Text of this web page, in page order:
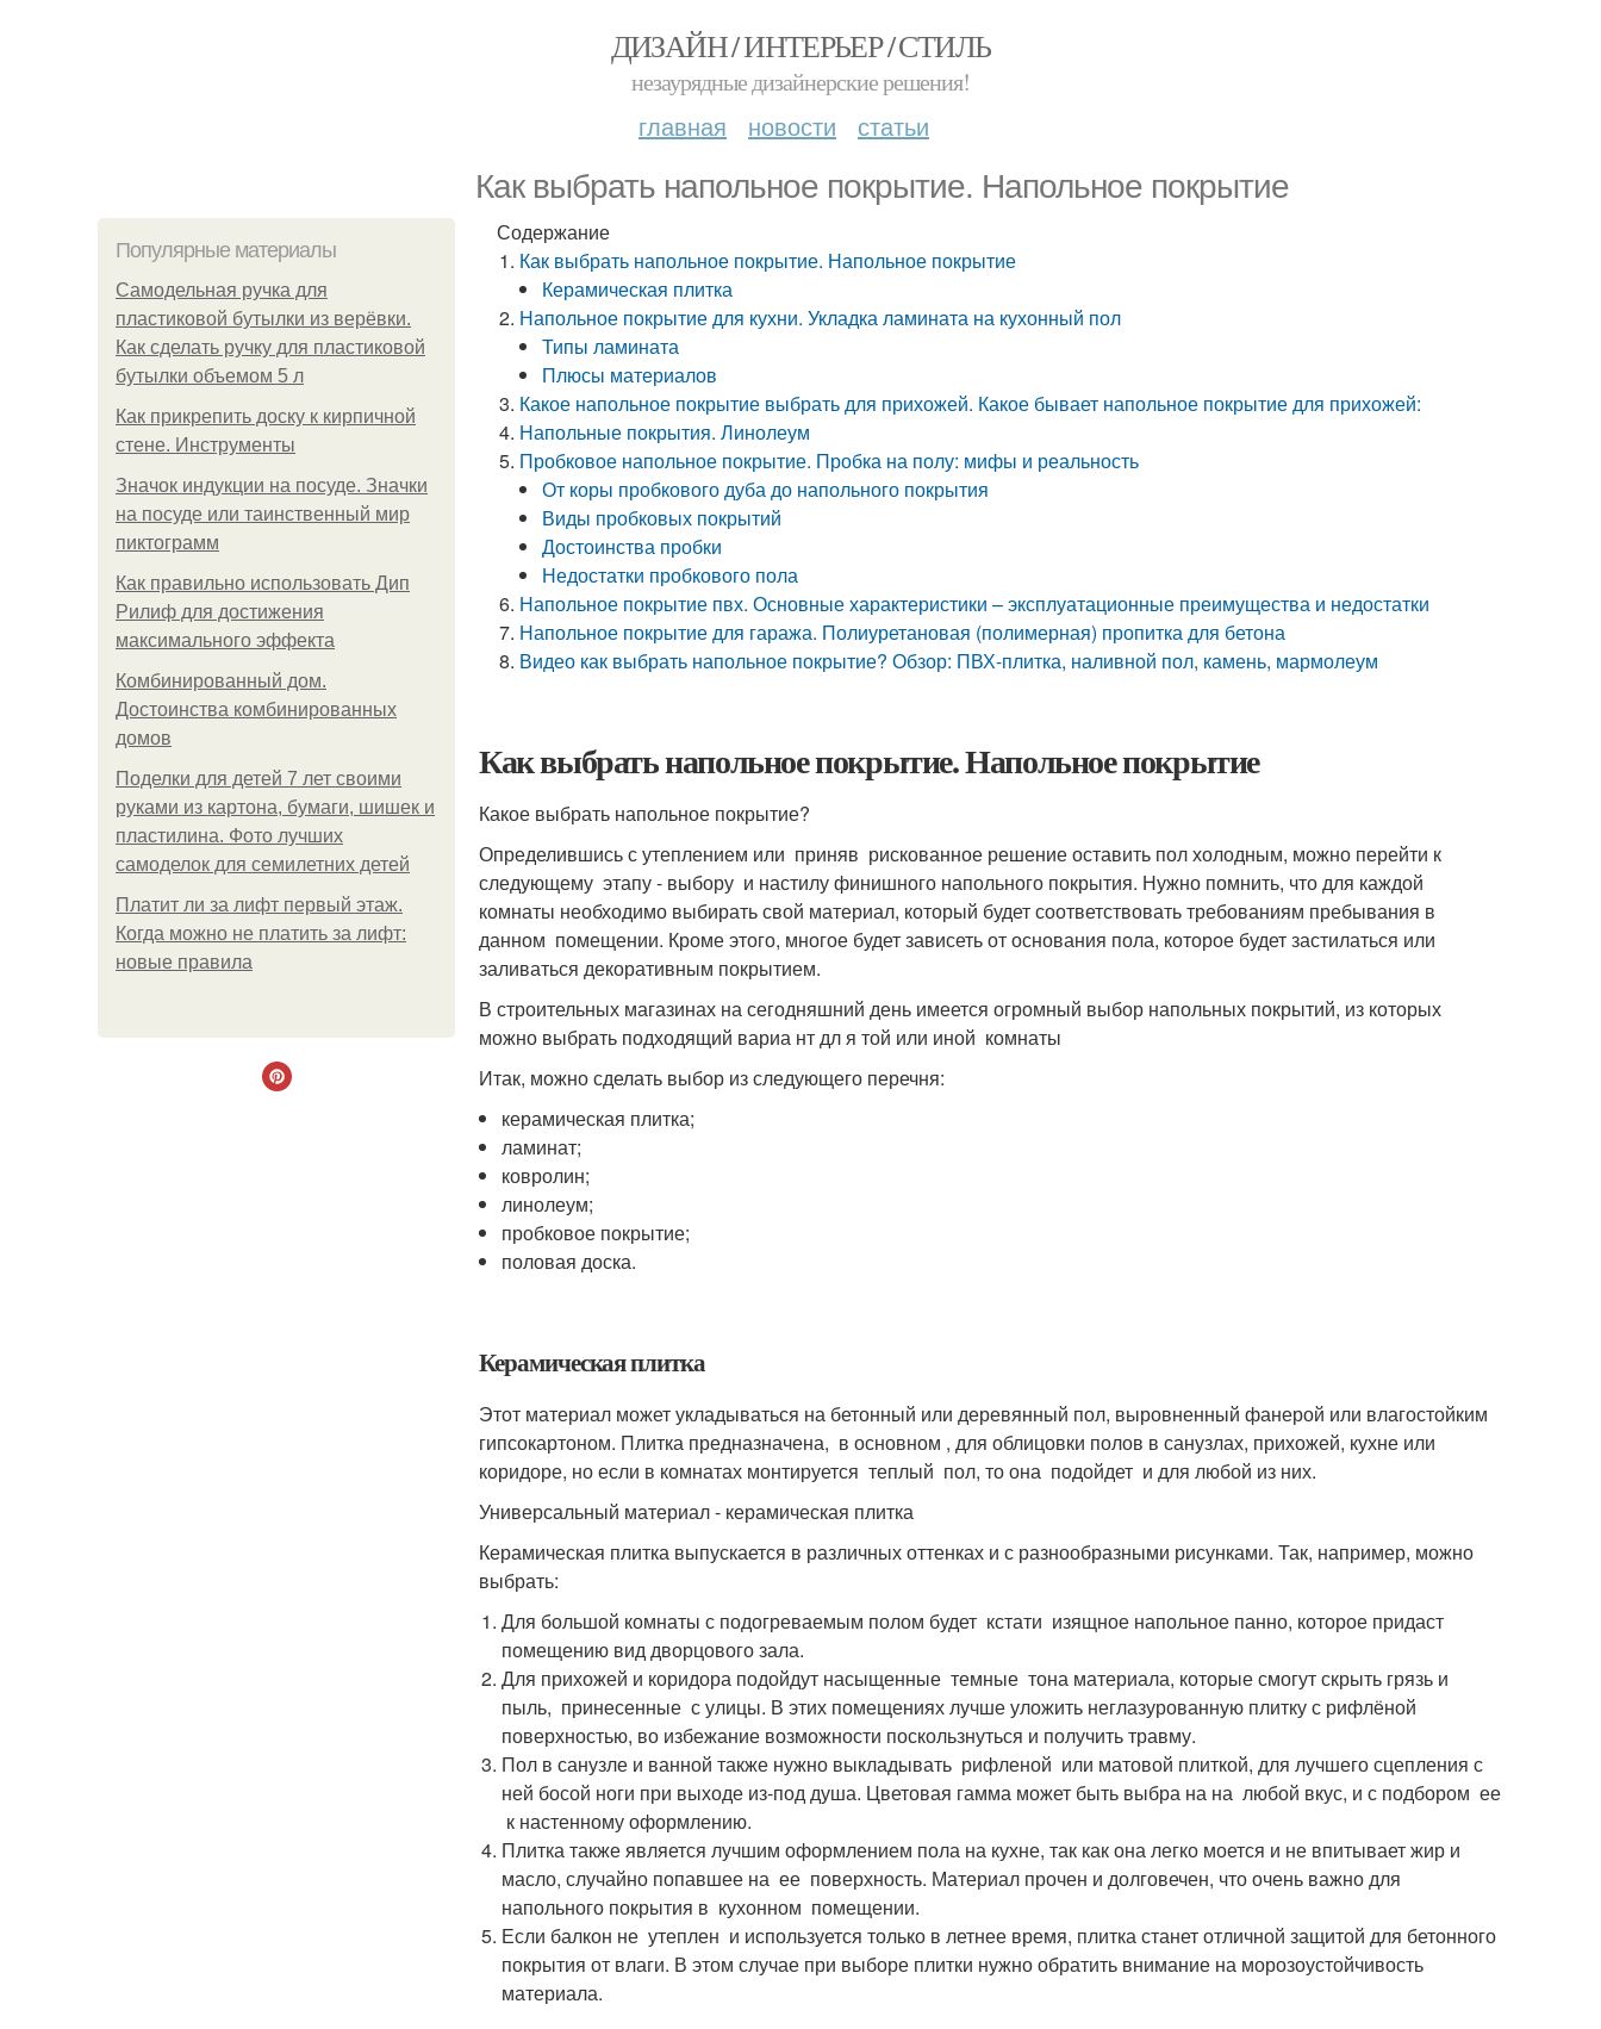
ДИЗАЙН / ИНТЕРЬЕР / СТИЛЬ
незаурядные дизайнерские решения!
главная новости статьи
Как выбрать напольное покрытие. Напольное покрытие
Популярные материалы
Самодельная ручка для
пластиковой бутылки из верёвки.
Как сделать ручку для пластиковой
бутылки объемом 5 л
Как прикрепить доску к кирпичной
стене. Инструменты
Значок индукции на посуде. Значки
на посуде или таинственный мир
пиктограмм
Как правильно использовать Дип
Рилиф для достижения
максимального эффекта
Комбинированный дом.
Достоинства комбинированных
домов
Поделки для детей 7 лет своими
руками из картона, бумаги, шишек и
пластилина. Фото лучших
самоделок для семилетних детей
Платит ли за лифт первый этаж.
Когда можно не платить за лифт:
новые правила
Содержание
Как выбрать напольное покрытие. Напольное покрытие
Керамическая плитка
Напольное покрытие для кухни. Укладка ламината на кухонный пол
Типы ламината
Плюсы материалов
Какое напольное покрытие выбрать для прихожей. Какое бывает напольное покрытие для прихожей:
Напольные покрытия. Линолеум
Пробковое напольное покрытие. Пробка на полу: мифы и реальность
От коры пробкового дуба до напольного покрытия
Виды пробковых покрытий
Достоинства пробки
Недостатки пробкового пола
Напольное покрытие пвх. Основные характеристики – эксплуатационные преимущества и недостатки
Напольное покрытие для гаража. Полиуретановая (полимерная) пропитка для бетона
Видео как выбрать напольное покрытие? Обзор: ПВХ-плитка, наливной пол, камень, мармолеум
Как выбрать напольное покрытие. Напольное покрытие
Какое выбрать напольное покрытие?
Определившись с утеплением или приняв рискованное решение оставить пол холодным, можно перейти к
следующему этапу - выбору и настилу финишного напольного покрытия. Нужно помнить, что для каждой
комнаты необходимо выбирать свой материал, который будет соответствовать требованиям пребывания в
данном помещении. Кроме этого, многое будет зависеть от основания пола, которое будет застилаться или
заливаться декоративным покрытием.
В строительных магазинах на сегодняшний день имеется огромный выбор напольных покрытий, из которых
можно выбрать подходящий вариа нт дл я той или иной комнаты
Итак, можно сделать выбор из следующего перечня:
керамическая плитка;
ламинат;
ковролин;
линолеум;
пробковое покрытие;
половая доска.
Керамическая плитка
Этот материал может укладываться на бетонный или деревянный пол, выровненный фанерой или влагостойким
гипсокартоном. Плитка предназначена, в основном , для облицовки полов в санузлах, прихожей, кухне или
коридоре, но если в комнатах монтируется теплый пол, то она подойдет и для любой из них.
Универсальный материал - керамическая плитка
Керамическая плитка выпускается в различных оттенках и с разнообразными рисунками. Так, например, можно
выбрать:
Для большой комнаты с подогреваемым полом будет кстати изящное напольное панно, которое придаст
помещению вид дворцового зала.
Для прихожей и коридора подойдут насыщенные темные тона материала, которые смогут скрыть грязь и
пыль, принесенные с улицы. В этих помещениях лучше уложить неглазурованную плитку с рифлёной
поверхностью, во избежание возможности поскользнуться и получить травму.
Пол в санузле и ванной также нужно выкладывать рифленой или матовой плиткой, для лучшего сцепления с
ней босой ноги при выходе из-под душа. Цветовая гамма может быть выбра на на любой вкус, и с подбором ее
к настенному оформлению.
Плитка также является лучшим оформлением пола на кухне, так как она легко моется и не впитывает жир и
масло, случайно попавшее на ее поверхность. Материал прочен и долговечен, что очень важно для
напольного покрытия в кухонном помещении.
Если балкон не утеплен и используется только в летнее время, плитка станет отличной защитой для бетонного
покрытия от влаги. В этом случае при выборе плитки нужно обратить внимание на морозоустойчивость
материала.